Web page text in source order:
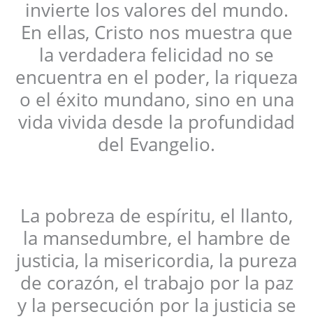
invierte los valores del mundo.
En ellas, Cristo nos muestra que
la verdadera felicidad no se
encuentra en el poder, la riqueza
o el éxito mundano, sino en una
vida vivida desde la profundidad
del Evangelio.
La pobreza de espíritu, el llanto,
la mansedumbre, el hambre de
justicia, la misericordia, la pureza
de corazón, el trabajo por la paz
y la persecución por la justicia se